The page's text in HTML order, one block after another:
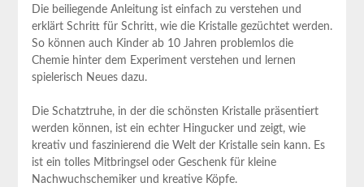
Die beiliegende Anleitung ist einfach zu ​verstehen und
erklärt Schritt für⁣ Schritt, wie die Kristalle gezüchtet werden.
So‌ können auch Kinder ab 10 Jahren problemlos die⁣
Chemie ​hinter dem Experiment verstehen und ​lernen
spielerisch Neues dazu.
Die Schatztruhe, in der die schönsten Kristalle präsentiert
werden ​können, ist ein ⁤echter Hingucker und zeigt, wie
kreativ und faszinierend ‌die⁣ Welt der Kristalle sein kann. Es
ist ein tolles Mitbringsel oder Geschenk für kleine
Nachwuchschemiker und ⁢kreative Köpfe.